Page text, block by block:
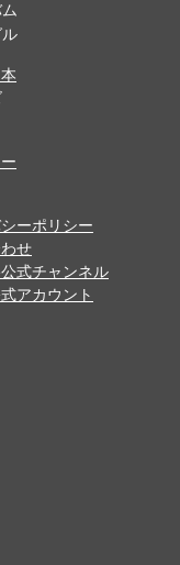
ーポリシー
せ
式チャンネル
アカウント